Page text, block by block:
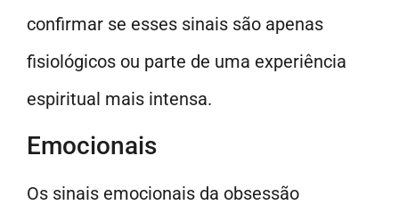
confirmar se esses sinais são apenas
fisiológicos ou parte de uma experiência
espiritual mais intensa.
Emocionais
Os sinais emocionais da obsessão